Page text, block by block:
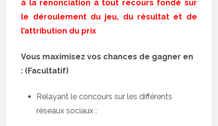
à la renonciation à tout recours fondé sur
le déroulement du jeu, du résultat et de
l’attribution du prix
Vous maximisez vos chances de gagner en
: (Facultatif)
Relayant le concours sur les différents
réseaux sociaux :